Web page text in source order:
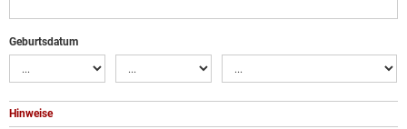
Geburtsdatum
Hinweise